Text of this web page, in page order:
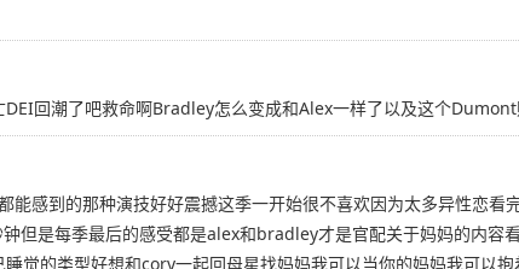
回潮了吧救命啊Bradley怎么变成和Alex一样了以及这个
感到的那种演技好好震撼这季一开始很不喜欢因为太多异性恋看
但是每季最后的感受都是alex和bradley才是官配关于妈妈的内容
觉的类型好想和cory一起回母星找妈妈我可以当你的妈妈我可以